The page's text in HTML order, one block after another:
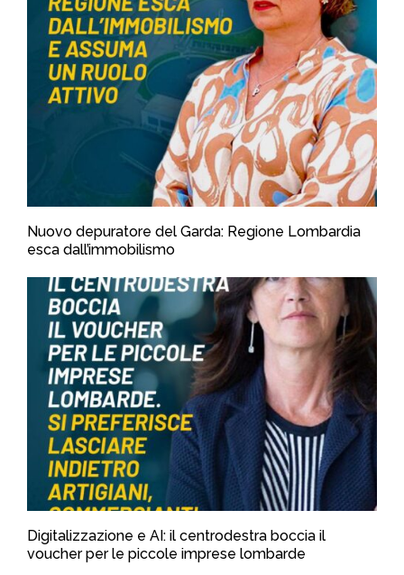
Nuovo depuratore del Garda: Regione Lombardia
esca dall’immobilismo
Digitalizzazione e AI: il centrodestra boccia il
voucher per le piccole imprese lombarde